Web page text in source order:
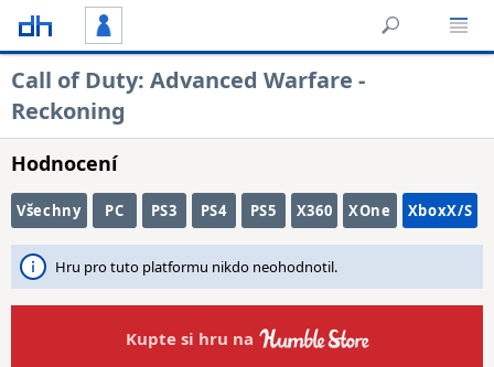
Call of Duty: Advanced Warfare -
Reckoning
Hodnocení
Všechny PC PS3 PS4 PS5 X360 XOne XboxX/S
Hru pro tuto platformu nikdo neohodnotil.
Kupte si hru na